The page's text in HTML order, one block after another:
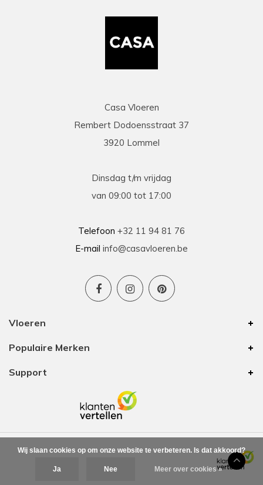
Casa Vloeren
Rembert Dodoensstraat 37
3920 Lommel
Dinsdag t/m vrijdag
van 09:00 tot 17:00
Telefoon +32 11 94 81 76
E-mail info@casavloeren.be
Vloeren
Populaire Merken
Support
Wij slaan cookies op om onze website te verbeteren. Is dat akkoord?
Ja Nee Meer over cookies »